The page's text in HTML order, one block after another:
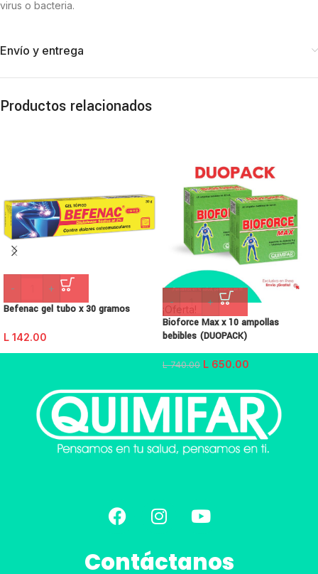
virus o bacteria.
Envío y entrega
Productos relacionados
- +
Befenac gel tubo x 30 gramos
L 142.00
¡Oferta!
- +
Bioforce Max x 10 ampollas
bebibles (DUOPACK)
L740.00 L 650.00
Contáctanos